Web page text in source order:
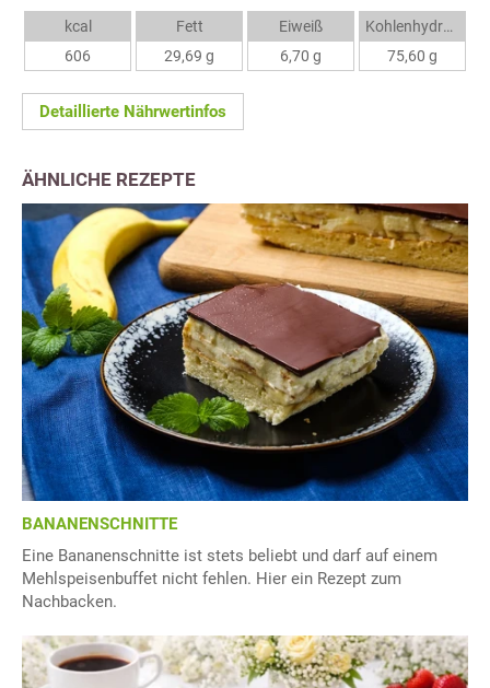
kcal
606
Fett
29,69 g
Eiweiß
6,70 g
Kohlenhydrate
75,60 g
Detaillierte Nährwertinfos
ÄHNLICHE REZEPTE
BANANENSCHNITTE
Eine Bananenschnitte ist stets beliebt und darf auf einem
Mehlspeisenbuffet nicht fehlen. Hier ein Rezept zum
Nachbacken.